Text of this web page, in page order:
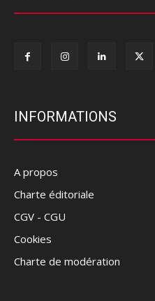
INFORMATIONS
A propos
Charte éditoriale
CGV - CGU
Cookies
Charte de modération